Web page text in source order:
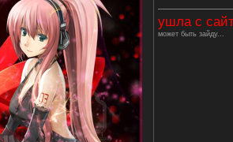
ушла с
может быть зайду...